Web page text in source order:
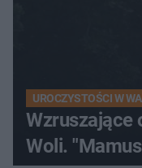
UROCZYSTOŚCI W
Wzruszające
Woli.